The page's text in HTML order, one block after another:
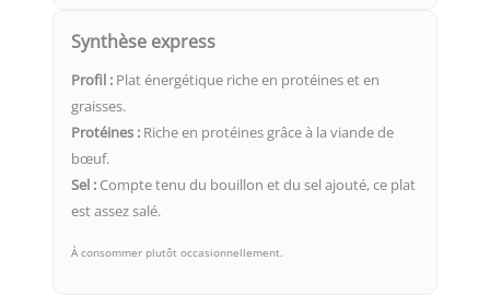
Synthèse express
Profil : Plat énergétique riche en protéines et en
graisses.
Protéines : Riche en protéines grâce à la viande de
bœuf.
Sel : Compte tenu du bouillon et du sel ajouté, ce plat
est assez salé.
À consommer plutôt occasionnellement.